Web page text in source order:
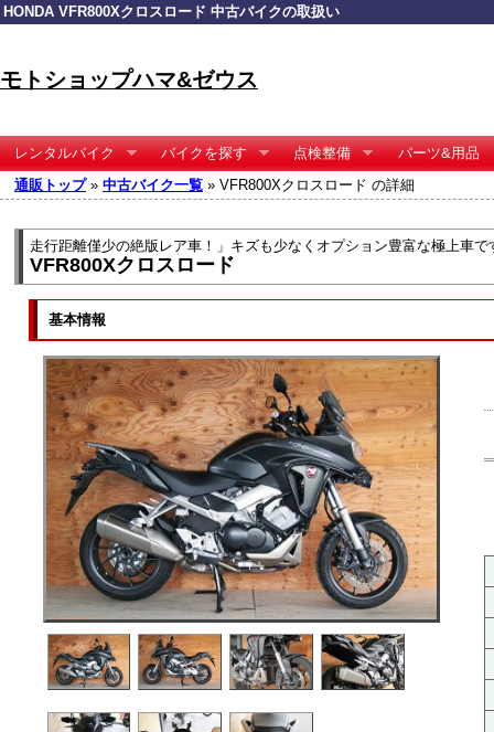
HONDA VFR800Xクロスロード 中古バイクの取扱い
モトショップハマ&ゼウス
レンタルバイク バイクを探す 点検整備
パーツ&用品
通販トップ» 中古バイク一覧 » VFR800Xクロスロード の詳細
走行距離僅少の絶版レア車！」キズも少なくオプション豊富な極上車で
VFR800Xクロスロード
基本情報